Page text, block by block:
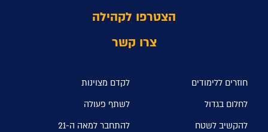
הצטרפו לקהילה
צרו קשר
חוזרים ללימודים
לקדם מצוינות
לחלום בגדול
לשתף פעולה
להקשיב לשטח
להתחבר למאה ה-21